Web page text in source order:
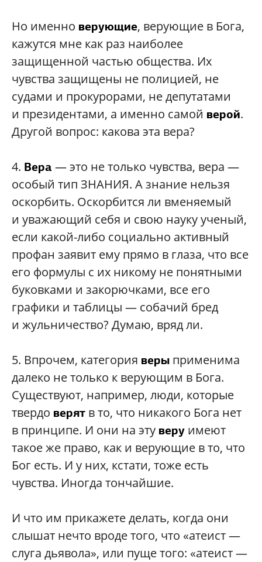
Но именно верующие, верующие в Бога,
кажутся мне как раз наиболее
защищенной частью общества. Их
чувства защищены не полицией, не
судами и прокурорами, не депутатами
и президентами, а именно самой верой.
Другой вопрос: какова эта вера?
4. Вера — это не только чувства, вера —
особый тип ЗНАНИЯ. А знание нельзя
оскорбить. Оскорбится ли вменяемый
и уважающий себя и свою науку ученый,
если какой-либо социально активный
профан заявит ему прямо в глаза, что все
его формулы с их никому не понятными
буковками и закорючками, все его
графики и таблицы — собачий бред
и жульничество? Думаю, вряд ли.
5. Впрочем, категория веры применима
далеко не только к верующим в Бога.
Существуют, например, люди, которые
твердо верят в то, что никакого Бога нет
в принципе. И они на эту веру имеют
такое же право, как и верующие в то, что
Бог есть. И у них, кстати, тоже есть
чувства. Иногда тончайшие.
И что им прикажете делать, когда они
слышат нечто вроде того, что «атеист —
слуга дьявола», или пуще того: «атеист —